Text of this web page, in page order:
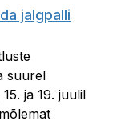
jalgpalli
suurel
ja 19. juulil